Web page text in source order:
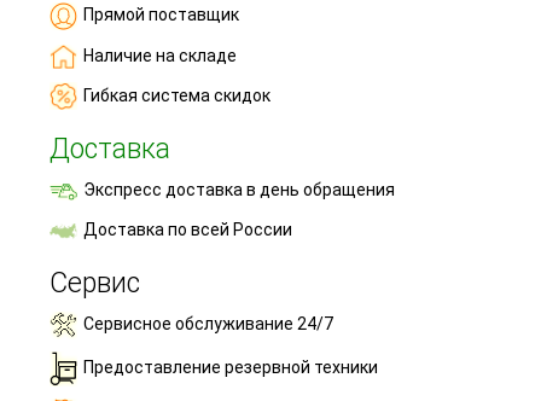
Прямой поставщик
Наличие на складе
Гибкая система скидок
Доставка
Экспресс доставка в день обращения
Доставка по всей России
Сервис
Сервисное обслуживание 24/7
Предоставление резервной техники